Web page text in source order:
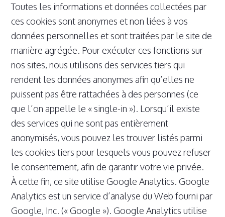
Toutes les informations et données collectées par
ces cookies sont anonymes et non liées à vos
données personnelles et sont traitées par le site de
manière agrégée. Pour exécuter ces fonctions sur
nos sites, nous utilisons des services tiers qui
rendent les données anonymes afin qu’elles ne
puissent pas être rattachées à des personnes (ce
que l’on appelle le « single-in »). Lorsqu’il existe
des services qui ne sont pas entièrement
anonymisés, vous pouvez les trouver listés parmi
les cookies tiers pour lesquels vous pouvez refuser
le consentement, afin de garantir votre vie privée.
À cette fin, ce site utilise Google Analytics. Google
Analytics est un service d’analyse du Web fourni par
Google, Inc. (« Google »). Google Analytics utilise